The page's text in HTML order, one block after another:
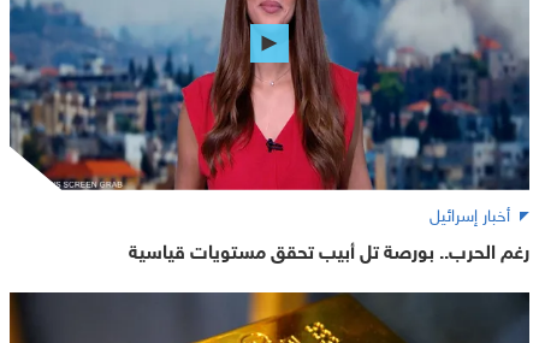
أخبار إسرائيل
رغم الحرب.. بورصة تل أبيب تحقق مستويات قياسية